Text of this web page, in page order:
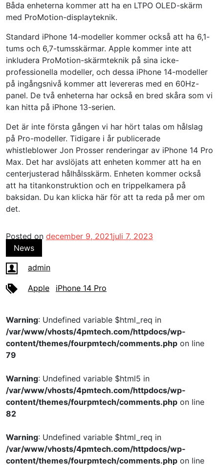
Båda enheterna kommer att ha en LTPO OLED-skärm
med ProMotion-displayteknik.
Standard iPhone 14-modeller kommer också att ha 6,1-
tums och 6,7-tumsskärmar. Apple kommer inte att
inkludera ProMotion-skärmteknik på sina icke-
professionella modeller, och dessa iPhone 14-modeller
på ingångsnivå kommer att levereras med en 60Hz-
panel. De två enheterna har också en bred skåra som vi
kan hitta på iPhone 13-serien.
Det är inte första gången vi har hört talas om hålslag
på Pro-modeller. Tidigare i år publicerade
whistleblower Jon Prosser renderingar av iPhone 14 Pro
Max. Det har avslöjats att enheten kommer att ha en
centerjusterad hålhålsskärm. Enheten kommer också
att ha titankonstruktion och en trippelkamera på
baksidan. Du kan klicka här för att ta reda på mer om
det.
Posted on december 9, 2021juli 7, 2023
News
admin
Apple iPhone 14 Pro
Warning: Undefined variable $html_req in
/var/www/vhosts/4pmtech.com/httpdocs/wp-
content/themes/fourpmtech/comments.php on line
79
Warning: Undefined variable $html5 in
/var/www/vhosts/4pmtech.com/httpdocs/wp-
content/themes/fourpmtech/comments.php on line
82
Warning: Undefined variable $html_req in
/var/www/vhosts/4pmtech.com/httpdocs/wp-
content/themes/fourpmtech/comments.php on line